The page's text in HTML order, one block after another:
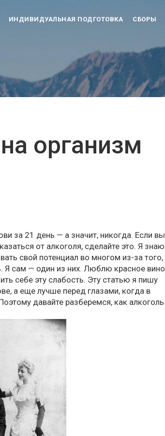
ИНДИВИДУАЛЬНАЯ ПОДГОТОВКА СБОРЫ
организм
за 21 день — а значит, никогда. Если вы
от алкоголя, сделайте это. Я знаю
свой потенциал во многом из-за того,
Я сам — один из них. Люблю красное вино
себе эту слабость. Эту статью я пишу
а еще лучше перед глазами, когда в
давайте разберемся, как алкоголь